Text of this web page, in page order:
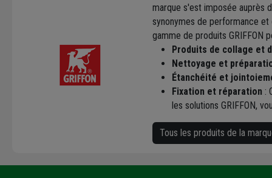
marque s'est imposée auprès
synonymes de performance
gamme de produits GRIFFON
Produits de collage et
Nettoyage et
Étanchéité et
Fixation et réparation :
les solutions GRIFFON,
Tous les produits de la